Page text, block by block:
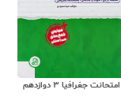
جغرافیا 3 دوازدهم